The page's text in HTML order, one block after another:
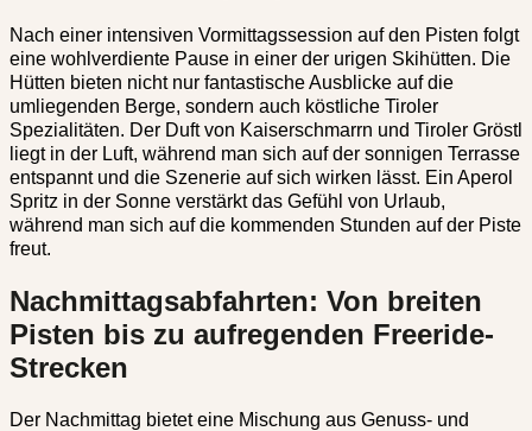
Nach einer intensiven Vormittagssession auf den Pisten folgt
eine wohlverdiente Pause in einer der urigen Skihütten. Die
Hütten bieten nicht nur fantastische Ausblicke auf die
umliegenden Berge, sondern auch köstliche Tiroler
Spezialitäten. Der Duft von Kaiserschmarrn und Tiroler Gröstl
liegt in der Luft, während man sich auf der sonnigen Terrasse
entspannt und die Szenerie auf sich wirken lässt. Ein Aperol
Spritz in der Sonne verstärkt das Gefühl von Urlaub,
während man sich auf die kommenden Stunden auf der Piste
freut.
Nachmittagsabfahrten: Von breiten
Pisten bis zu aufregenden Freeride-
Strecken
Der Nachmittag bietet eine Mischung aus Genuss- und